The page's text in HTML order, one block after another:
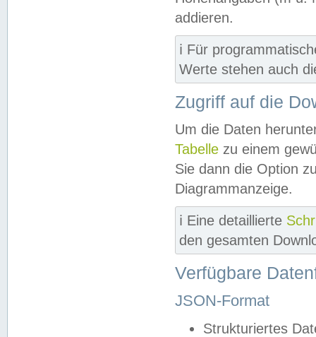
addieren.
ℹ️ Für
Werte stehen auch
Zugriff auf die
Um die Daten
Tabelle zu einem
Sie dann die Option
Diagrammanzeige.
ℹ️ Eine detaillierte
den gesamten
Verfügbare
JSON-Format
Strukturiertes